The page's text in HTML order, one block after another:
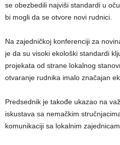
se obezbedili najviši standardi u
bi mogli da se otvore novi rudnici.
Na zajedničkoj konferenciji za
je da su visoki ekološki standardi
projekata od strane lokalnog
otvaranje rudnika imalo značajan
Predsednik je takođe ukazao na
iskustava sa nemačkim
komunikaciji sa lokalnim